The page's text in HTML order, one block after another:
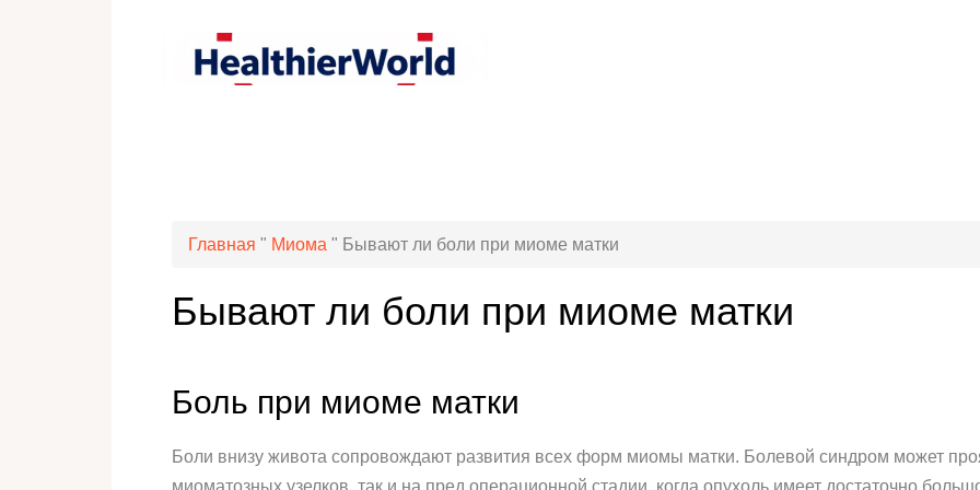
Главная " Миома " Бывают ли боли при миоме матки
Бывают ли боли при миоме матки
Боль при миоме матки
Боли внизу живота сопровождают развития всех форм миомы матки. Болевой синдром может
миоматозных узелков, так и на пред операционной стадии, когда опухоль имеет достаточно